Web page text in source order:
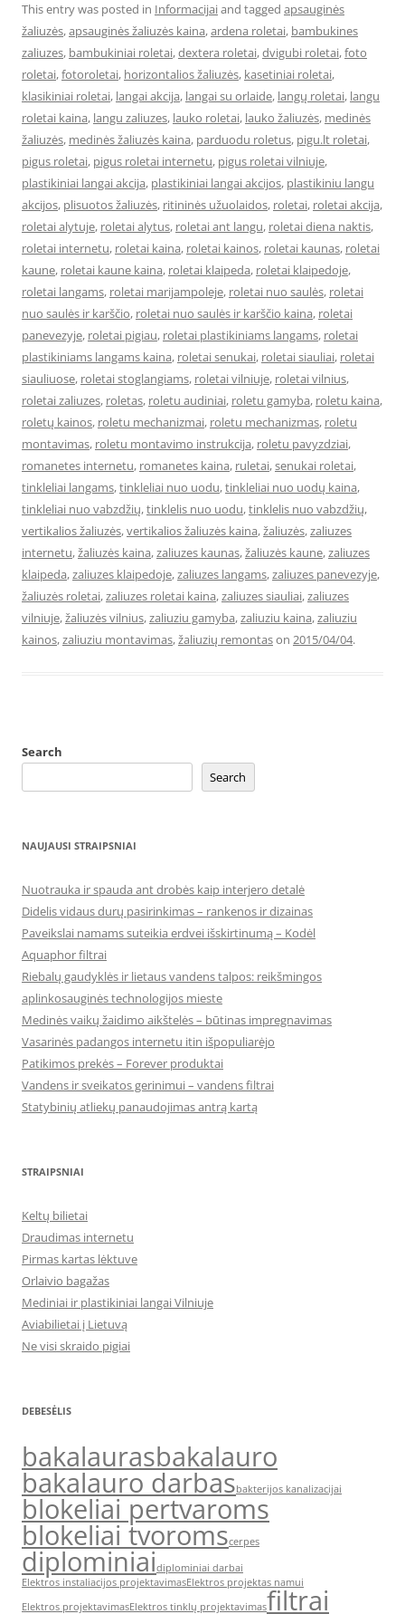
This entry was posted in Informacijaiand tagged apsauginės
žaliuzės,apsauginės žaliuzės kaina,ardena roletai, bambukines
zaliuzes, bambukiniai roletai,dextera roletai,dvigubi roletai,foto
roletai,fotoroletai, horizontalios žaliuzės, kasetiniai roletai,
klasikiniai roletai, langai akcija, langai su orlaide, langų roletai, langu
roletai kaina, langu zaliuzes, lauko roletai, lauko žaliuzės, medinės
žaliuzės, medinės žaliuzės kaina, parduodu roletus, pigu.lt roletai,
pigus roletai, pigus roletai internetu, pigus roletai vilniuje,
plastikiniai langai akcija, plastikiniai langai akcijos, plastikiniu langu
akcijos, plisuotos žaliuzės, ritininės užuolaidos, roletai, roletai akcija,
roletai alytuje, roletai alytus, roletai ant langu, roletai diena naktis,
roletai internetu, roletai kaina, roletai kainos, roletai kaunas, roletai
kaune, roletai kaune kaina, roletai klaipeda, roletai klaipedoje,
roletai langams, roletai marijampoleje, roletai nuo saulės, roletai
nuo saulės ir karščio, roletai nuo saulės ir karščio kaina, roletai
panevezyje, roletai pigiau, roletai plastikiniams langams, roletai
plastikiniams langams kaina, roletai senukai, roletai siauliai, roletai
siauliuose, roletai stoglangiams, roletai vilniuje, roletai vilnius,
roletai zaliuzes, roletas, roletu audiniai, roletu gamyba, roletu kaina,
roletų kainos, roletu mechanizmai, roletu mechanizmas, roletu
montavimas, roletu montavimo instrukcija, roletu pavyzdziai,
romanetes internetu, romanetes kaina, ruletai,senukai roletai,
tinkleliai langams,tinkleliai nuo uodu,tinkleliai nuo uodų kaina,
tinkleliai nuo vabzdžių,tinklelis nuo uodu,tinklelis nuo vabzdžių,
vertikalios žaliuzės,vertikalios žaliuzės kaina,žaliuzės,zaliuzes
internetu,žaliuzės kaina,zaliuzes kaunas,žaliuzės kaune,zaliuzes
klaipeda,zaliuzes klaipedoje,zaliuzes langams,zaliuzes panevezyje,
žaliuzės roletai,zaliuzes roletai kaina,zaliuzes siauliai,zaliuzes
vilniuje,žaliuzės vilnius,zaliuziu gamyba,zaliuziu kaina,zaliuziu
kainos,zaliuziu montavimas,žaliuzių remontason 2015/04/04.
Search
Search
NAUJAUSI STRAIPSNIAI
Nuotrauka ir spauda ant drobės kaip interjero detalė
Didelis vidaus durų pasirinkimas – rankenos ir dizainas
Paveikslai namams suteikia erdvei išskirtinumą – Kodėl
Aquaphor filtrai
Riebalų gaudyklės ir lietaus vandens talpos: reikšmingos
aplinkosauginės technologijos mieste
Medinės vaikų žaidimo aikštelės – būtinas impregnavimas
Vasarinės padangos internetu itin išpopuliarėjo
Patikimos prekės – Forever produktai
Vandens ir sveikatos gerinimui – vandens filtrai
Statybinių atliekų panaudojimas antrą kartą
STRAIPSNIAI
Keltų bilietai
Draudimas internetu
Pirmas kartas lėktuve
Orlaivio bagažas
Mediniai ir plastikiniai langai Vilniuje
Aviabilietai į Lietuvą
Ne visi skraido pigiai
DEBESĖLIS
bakalaurasbakalauro
bakalauro darbasbakterijos kanalizacijai
blokeliai pertvaroms
blokeliai tvoromscerpes
diplominiaidiplominiai darbai
Elektros instaliacijos projektavimasElektros projektas namui
Elektros projektavimasElektros tinklų projektavimasfiltrai